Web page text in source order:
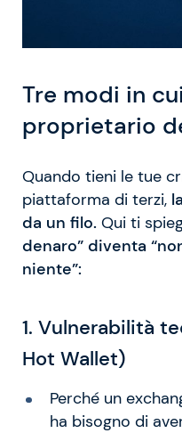
Tre modi in
proprietario
Quando tieni le tue
piattaforma di terzi,
da un filo. Qui ti
denaro” diventa
niente”:
1. Vulnerabilità
Hot Wallet)
Perché un
ha bisogno di